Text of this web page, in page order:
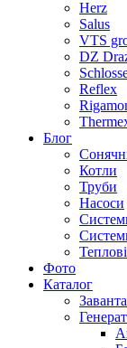
Herz
Salus
VTS
DZ
Reflex
Блог
Котли
Труби
Насоси
Фото
Каталог